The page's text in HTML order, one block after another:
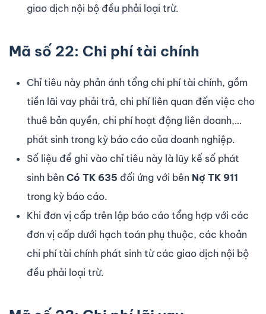
giao dịch nội bộ đều phải loại trừ.
Mã số 22: Chi phí tài chính
Chỉ tiêu này phản ánh tổng chi phí tài chính, gồm
tiền lãi vay phải trả, chi phí liên quan đến việc cho
thuê bản quyền, chi phí hoạt động liên doanh,…
phát sinh trong kỳ báo cáo của doanh nghiệp.
Số liệu để ghi vào chỉ tiêu này là lũy kế số phát
sinh bên Có TK 635 đối ứng với bên Nợ TK 911
trong kỳ báo cáo.
Khi đơn vị cấp trên lập báo cáo tổng hợp với các
đơn vị cấp dưới hạch toán phụ thuộc, các khoản
chi phí tài chính phát sinh từ các giao dịch nội bộ
đều phải loại trừ.